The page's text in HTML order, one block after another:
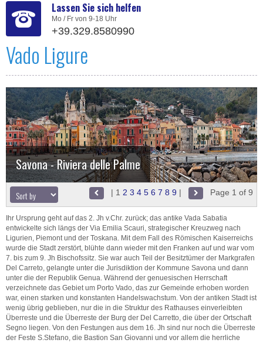
Lassen Sie sich helfen
Mo / Fr von 9-18 Uhr
+39.329.8580990
Vado Ligure
Savona - Riviera delle Palme
| 1 2 3 4 5 6 7 8 9 | Page 1 of 9
Ihr Ursprung geht auf das 2. Jh v.Chr. zurück; das antike Vada Sabatia
entwickelte sich längs der Via Emilia Scauri, strategischer Kreuzweg nach
Ligurien, Piemont und der Toskana. Mit dem Fall des Römischen Kaiserreichs
wurde die Stadt zerstört, blühte dann wieder mit den Franken auf und war vom
7. bis zum 9. Jh Bischofssitz. Sie war auch Teil der Besitztümer der Markgrafen
Del Carreto, gelangte unter die Jurisdiktion der Kommune Savona und dann
unter die der Republik Genua. Während der genuesischen Herrschaft
verzeichnete das Gebiet um Porto Vado, das zur Gemeinde erhoben worden
war, einen starken und konstanten Handelswachstum. Von der antiken Stadt ist
wenig übrig geblieben, nur die in die Struktur des Rathauses einverleibten
Überreste und die Überreste der Burg der Del Carretto, die über der Ortschaft
Segno liegen. Von den Festungen aus dem 16. Jh sind nur noch die Überreste
der Feste S.Stefano, die Bastion San Giovanni und vor allem die herrliche